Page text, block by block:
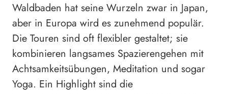
Waldbaden hat seine Wurzeln zwar in Japan,
aber in Europa wird es zunehmend populär.
Die Touren sind oft flexibler gestaltet; sie
kombinieren langsames Spazierengehen mit
Achtsamkeitsübungen, Meditation und sogar
Yoga. Ein Highlight sind die